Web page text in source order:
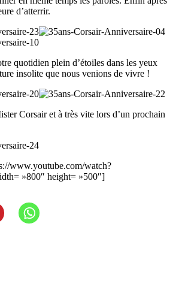
d’atterrir.
quotidien plein d’étoiles dans les yeux
insolite que nous venions de vivre !
Corsair et à très vite lors d’un prochain
www.youtube.com/watch?
»800″ height= »500″]